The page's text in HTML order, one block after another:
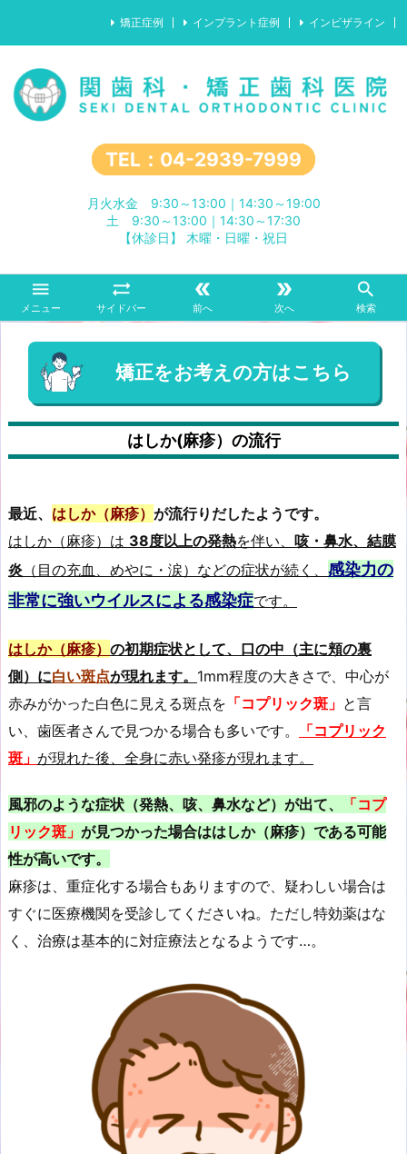
TEL：04-2939-7999
月火水金 9:30～13:00｜14:30～19:00
土 9:30～13:00｜14:30～17:30
【休診日】 木曜・日曜・祝日

メニュー

サイドバー

前へ

次へ

検索
矯正症例 インプラント症例 インビザライン
矯正をお考えの方はこちら
はしか(麻疹）の流行
最近、 はしか（麻疹） が流行りだしたようです。
はしか（麻疹）は 38度以上の発熱を伴い、 咳・鼻水、結膜
炎 （目の充血、めやに・涙）などの症状が続く、 感染力の
非常に強いウイルスによる感染症です。
はしか（麻疹） の初期症状として、口の中（主に頬の裏
側）に白い斑点が現れます。 1mm程度の大きさで、中心が
赤みがかった白色に見える斑点を 「コプリック斑」 と言
い、歯医者さんで見つかる場合も多いです。
「コプリック
斑」 が現れた後、全身に赤い発疹が現れます。
風邪のような症状（発熱、咳、鼻水など）が出て、
「コプ
リック斑」 が見つかった場合ははしか（麻疹）である可能
性が高いです。
麻疹は、重症化する場合もありますので、疑わしい場合は
すぐに医療機関を受診してくださいね。ただし特効薬はな
く、治療は基本的に対症療法となるようです…。